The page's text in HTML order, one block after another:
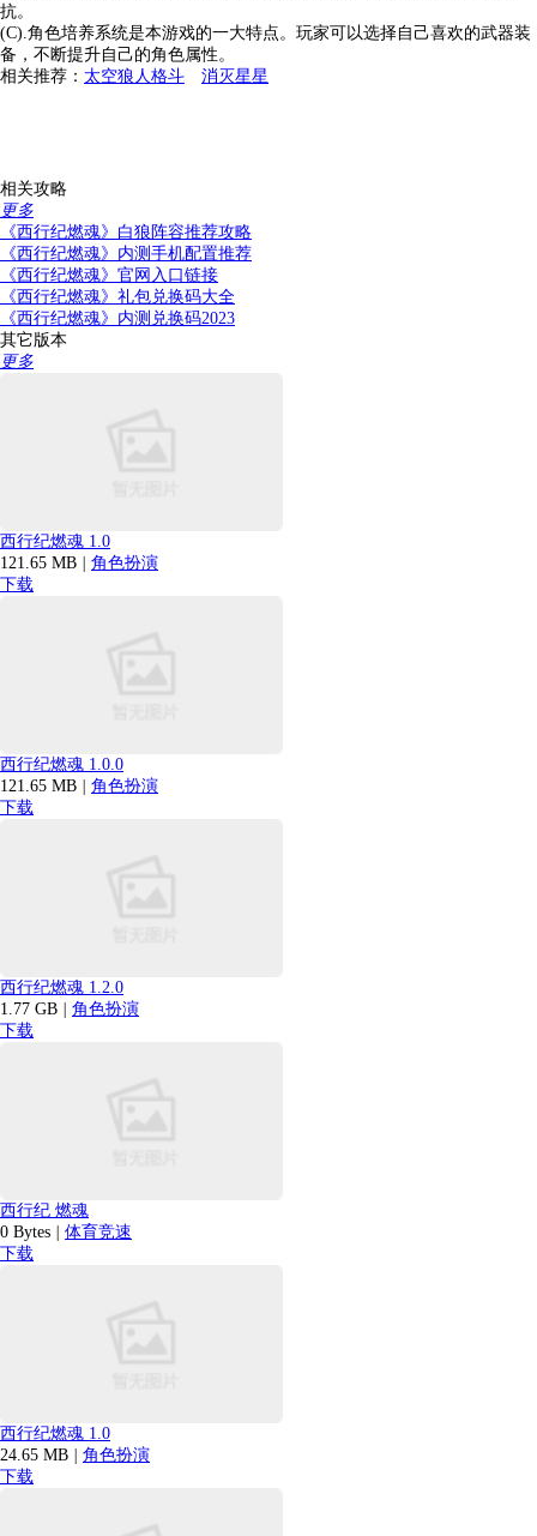
抗。
(C).角色培养系统是本游戏的一大特点。玩家可以选择自己喜欢的武器装
备，不断提升自己的角色属性。
相关推荐： 太空狼人格斗 消灭星星
相关攻略
更多
《西行纪燃魂》白狼阵容推荐攻略
《西行纪燃魂》内测手机配置推荐
《西行纪燃魂》官网入口链接
《西行纪燃魂》礼包兑换码大全
《西行纪燃魂》内测兑换码2023
其它版本
更多
西行纪燃魂 1.0
121.65 MB
角色扮演
下载
西行纪燃魂 1.0.0
121.65 MB
角色扮演
下载
西行纪燃魂 1.2.0
1.77 GB
角色扮演
下载
西行纪 燃魂
0 Bytes
体育竞速
下载
西行纪燃魂 1.0
24.65 MB
角色扮演
下载